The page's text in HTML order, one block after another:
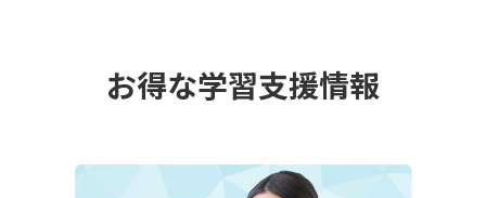
お得な学習支援情報